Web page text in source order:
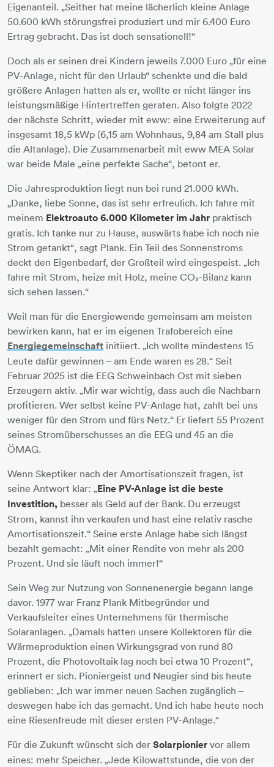
Eigenanteil. „Seither hat meine lächerlich kleine Anlage
50.600 kWh störungsfrei produziert und mir 6.400 Euro
Ertrag gebracht. Das ist doch sensationell!“
Doch als er seinen drei Kindern jeweils 7.000 Euro „für eine
PV-Anlage, nicht für den Urlaub“ schenkte und die bald
größere Anlagen hatten als er, wollte er nicht länger ins
leistungsmäßige Hintertreffen geraten. Also folgte 2022
der nächste Schritt, wieder mit eww: eine Erweiterung auf
insgesamt 18,5 kWp (6,15 am Wohnhaus, 9,84 am Stall plus
die Altanlage). Die Zusammenarbeit mit eww MEA Solar
war beide Male „eine perfekte Sache“, betont er.
Die Jahresproduktion liegt nun bei rund 21.000 kWh.
„Danke, liebe Sonne, das ist sehr erfreulich. Ich fahre mit
meinem Elektroauto 6.000 Kilometer im Jahr praktisch
gratis. Ich tanke nur zu Hause, auswärts habe ich noch nie
Strom getankt“, sagt Plank. Ein Teil des Sonnenstroms
deckt den Eigenbedarf, der Großteil wird eingespeist. „Ich
fahre mit Strom, heize mit Holz, meine CO₂-Bilanz kann
sich sehen lassen.“
Weil man für die Energiewende gemeinsam am meisten
bewirken kann, hat er im eigenen Trafobereich eine
Energiegemeinschaft initiiert. „Ich wollte mindestens 15
Leute dafür gewinnen – am Ende waren es 28.“ Seit
Februar 2025 ist die EEG Schweinbach Ost mit sieben
Erzeugern aktiv. „Mir war wichtig, dass auch die Nachbarn
profitieren. Wer selbst keine PV-Anlage hat, zahlt bei uns
weniger für den Strom und fürs Netz.“ Er liefert 55 Prozent
seines Stromüberschusses an die EEG und 45 an die
ÖMAG.
Wenn Skeptiker nach der Amortisationszeit fragen, ist
seine Antwort klar: „Eine PV-Anlage ist die beste
Investition, besser als Geld auf der Bank. Du erzeugst
Strom, kannst ihn verkaufen und hast eine relativ rasche
Amortisationszeit.“ Seine erste Anlage habe sich längst
bezahlt gemacht: „Mit einer Rendite von mehr als 200
Prozent. Und sie läuft noch immer!“
Sein Weg zur Nutzung von Sonnenenergie begann lange
davor. 1977 war Franz Plank Mitbegründer und
Verkaufsleiter eines Unternehmens für thermische
Solaranlagen. „Damals hatten unsere Kollektoren für die
Wärmeproduktion einen Wirkungsgrad von rund 80
Prozent, die Photovoltaik lag noch bei etwa 10 Prozent“,
erinnert er sich. Pioniergeist und Neugier sind bis heute
geblieben: „Ich war immer neuen Sachen zugänglich –
deswegen habe ich das gemacht. Und ich habe heute noch
eine Riesenfreude mit dieser ersten PV-Anlage.“
Für die Zukunft wünscht sich der Solarpionier vor allem
eines: mehr Speicher. „Jede Kilowattstunde, die von der